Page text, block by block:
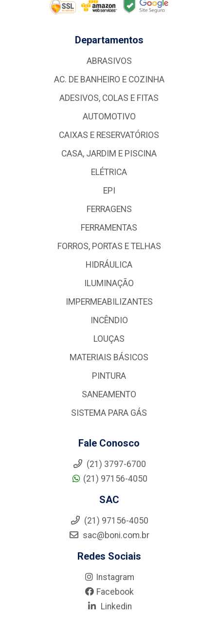
Departamentos
ABRASIVOS
AC. DE BANHEIRO E COZINHA
ADESIVOS, COLAS E FITAS
AUTOMOTIVO
CAIXAS E RESERVATÓRIOS
CASA, JARDIM E PISCINA
ELÉTRICA
EPI
FERRAGENS
FERRAMENTAS
FORROS, PORTAS E TELHAS
HIDRÁULICA
ILUMINAÇÃO
IMPERMEABILIZANTES
INCÊNDIO
LOUÇAS
MATERIAIS BÁSICOS
PINTURA
SANEAMENTO
SISTEMA PARA GÁS
Fale Conosco
(21) 3797-6700
(21) 97156-4050
SAC
(21) 97156-4050
sac@boni.com.br
Redes Sociais
Instagram
Facebook
Linkedin